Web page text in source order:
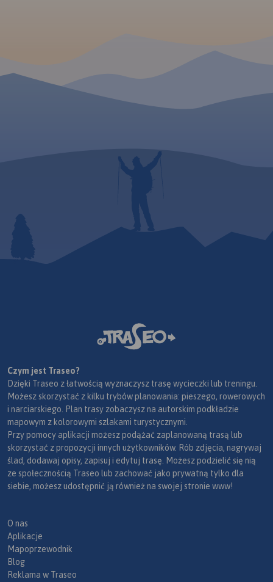
Czym jest Traseo?
Dzięki Traseo z łatwością wyznaczysz trasę wycieczki lub treningu.
Możesz skorzystać z kilku trybów planowania: pieszego, rowerowych
i narciarskiego. Plan trasy zobaczysz na autorskim podkładzie
mapowym z kolorowymi szlakami turystycznymi.
Przy pomocy aplikacji możesz podążać zaplanowaną trasą lub
skorzystać z propozycji innych użytkowników. Rób zdjęcia, nagrywaj
ślad, dodawaj opisy, zapisuj i edytuj trasę. Możesz podzielić się nią
ze społecznością Traseo lub zachować jako prywatną tylko dla
siebie, możesz udostępnić ją również na swojej stronie www!
O nas
Aplikacje
Mapoprzewodnik
Blog
Reklama w Traseo